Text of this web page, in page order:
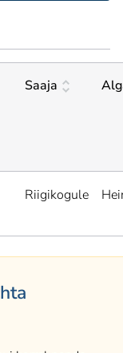
Saaja
Riigikogule